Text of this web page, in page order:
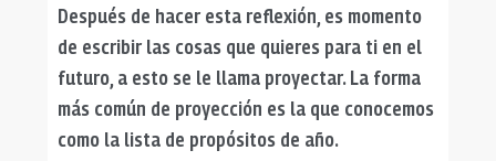
Después de hacer esta reflexión, es momento
de escribir las cosas que quieres para ti en el
futuro, a esto se le llama proyectar. La forma
más común de proyección es la que conocemos
como la lista de propósitos de año.